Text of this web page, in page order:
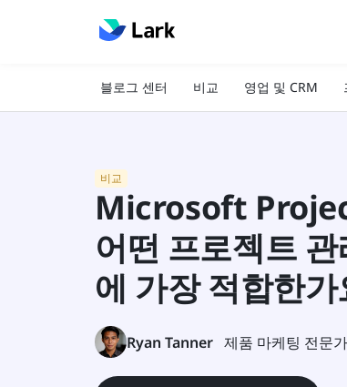
블로그 센터 비교 영업 및 CRM
비교
Microsoft
어떤 프로젝트
에 가장 적합한가
Ryan Tanner 제품 마케팅 전문가